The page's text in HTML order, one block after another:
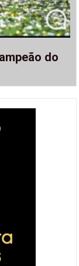
do